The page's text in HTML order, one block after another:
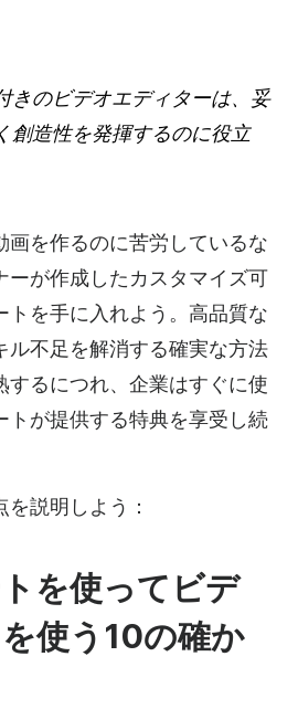
きのビデオエディターは、妥
創造性を発揮するのに役立
画を作るのに苦労しているな
ーが作成したカスタマイズ可
トを手に入れよう。高品質な
ル不足を解消する確実な方法
するにつれ、企業はすぐに使
トが提供する特典を享受し続
説明しよう：
を使ってビデ
使う10の確か